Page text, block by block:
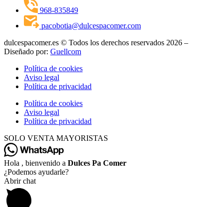
968-835849
pacobotia@dulcespacomer.com
dulcespacomer.es © Todos los derechos reservados 2026 –
Diseñado por: Guellcom
Política de cookies
Aviso legal
Política de privacidad
Política de cookies
Aviso legal
Política de privacidad
SOLO VENTA MAYORISTAS
Hola , bienvenido a Dulces Pa Comer
¿Podemos ayudarle?
Abrir chat